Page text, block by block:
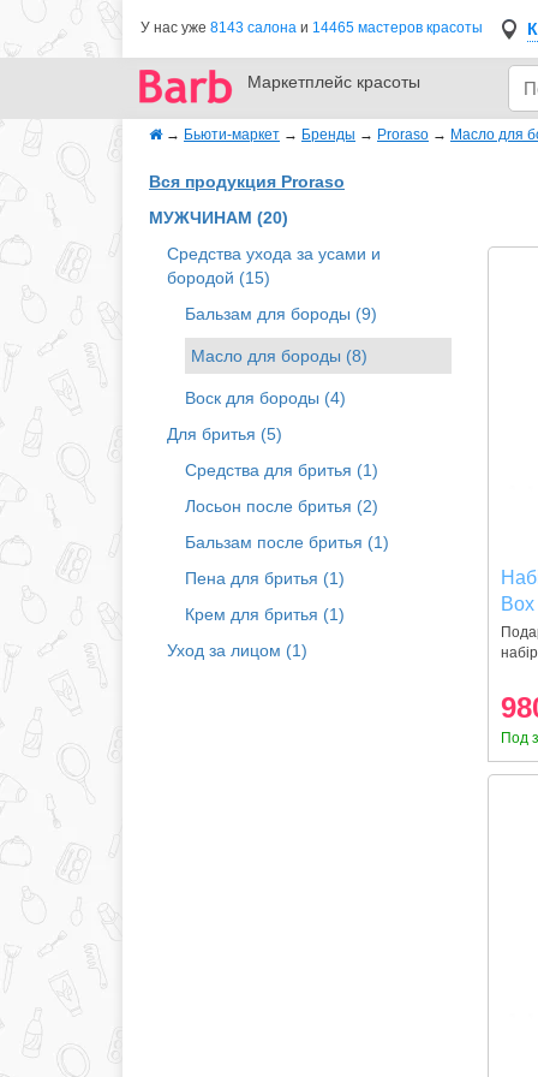
У нас уже 8143 салона и 14465 мастеров красоты
Маркетплейс красоты
→ Бьюти-маркет → Бренды → Proraso → Масло для
Вся продукция Proraso
МУЖЧИНАМ (20)
Средства ухода за усами и
бородой (15)
Бальзам для бороды (9)
Масло для бороды (8)
Воск для бороды (4)
Для бритья (5)
Средства для бритья (1)
Лосьон после бритья (2)
Бальзам после бритья (1)
Пена для бритья (1)
Крем для бритья (1)
Уход за лицом (1)
Set
Под